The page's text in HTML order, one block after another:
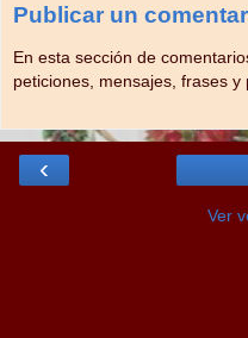
Publicar un
En esta sección de
peticiones, mensajes, frases y
‹
Ver